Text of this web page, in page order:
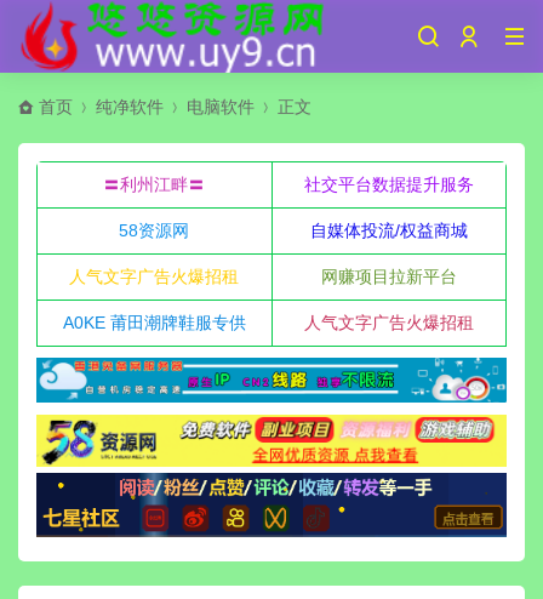
首页 纯净软件 电脑软件 正文
〓利州江畔〓 社交平台数据提升服务
58资源网 自媒体投流/权益商城
人气文字广告火爆招租 网赚项目拉新平台
A0KE 莆田潮牌鞋服专供 人气文字广告火爆招租